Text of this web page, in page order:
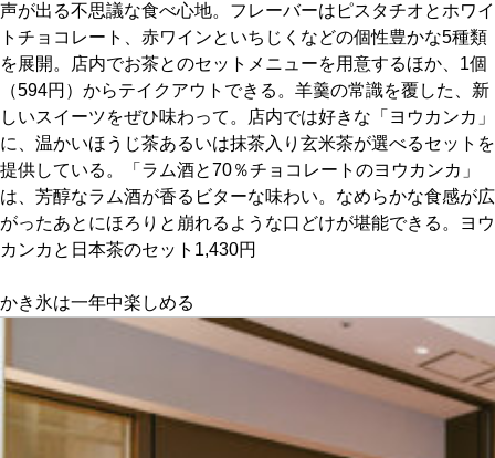
私と店のはなし
今月の京みやげ
京都の書店
CULTURE
すべて
関西で開催。
声が出る不思議な食べ心地。フレーバーはピスタチオとホワイ
トチョコレート、赤ワインといちじくなどの個性豊かな5種類
を展開。店内でお茶とのセットメニューを用意するほか、1個
（594円）からテイクアウトできる。羊羹の常識を覆した、新
しいスイーツをぜひ味わって。店内では好きな「ヨウカンカ」
に、温かいほうじ茶あるいは抹茶入り玄米茶が選べるセットを
提供している。「ラム酒と70％チョコレートのヨウカンカ」
は、芳醇なラム酒が香るビターな味わい。なめらかな食感が広
がったあとにほろりと崩れるような口どけが堪能できる。ヨウ
カンカと日本茶のセット1,430円
かき氷は一年中楽しめる